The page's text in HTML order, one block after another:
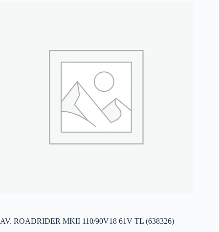
AV. ROADRIDER MKII 110/90V18 61V TL (638326)